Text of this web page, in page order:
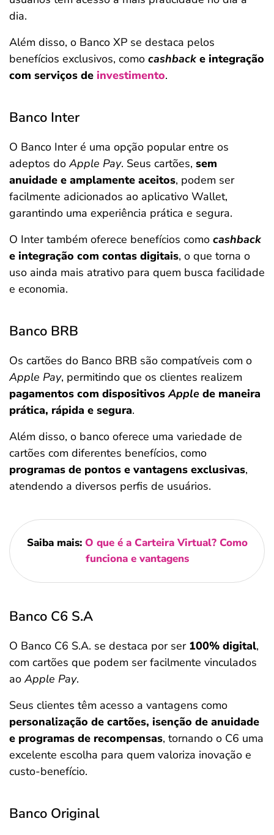
dia.
Além disso, o Banco XP se destaca pelos
benefícios exclusivos, como cashback e integração
com serviços de investimento.
Banco Inter
O Banco Inter é uma opção popular entre os
adeptos doApple Pay. Seus cartões, sem
anuidade e amplamente aceitos, podem ser
facilmente adicionados ao aplicativo Wallet,
garantindo uma experiência prática e segura.
O Inter também oferece benefícios como cashback
e integração com contas digitais, o que torna o
uso ainda mais atrativo para quem busca facilidade
e economia.
Banco BRB
Os cartões do Banco BRB são compatíveis com o
Apple Pay, permitindo que os clientes realizem
pagamentos com dispositivosApple de maneira
prática, rápida e segura.
Além disso, o banco oferece uma variedade de
cartões com diferentes benefícios, como
programas de pontos e vantagens exclusivas,
atendendo a diversos perfis de usuários.
Saiba mais: O que é a Carteira Virtual? Como
funciona e vantagens
Banco C6 S.A
O Banco C6 S.A. se destaca por ser 100% digital,
com cartões que podem ser facilmente vinculados
aoApple Pay.
Seus clientes têm acesso a vantagens como
personalização de cartões, isenção de anuidade
e programas de recompensas, tornando o C6 uma
excelente escolha para quem valoriza inovação e
custo-benefício.
Banco Original